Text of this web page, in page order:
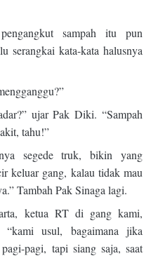
sampah itu pun
serangkai kata-kata halusnya
ujar Pak Diki. “Sampah
tahu!”
segede truk, bikin yang
keluar gang, kalau tidak mau
Tambah Pak Sinaga lagi.
ketua RT di gang kami,
“kami usul, bagaimana jika
pagi, tapi siang saja, saat